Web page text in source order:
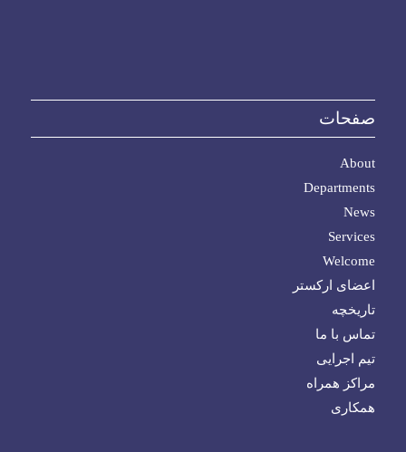
صفحات
About
Departments
News
Services
Welcome
اعضای ارکستر
تاریخچه
تماس با ما
تیم اجرایی
مراکز همراه
همکاری